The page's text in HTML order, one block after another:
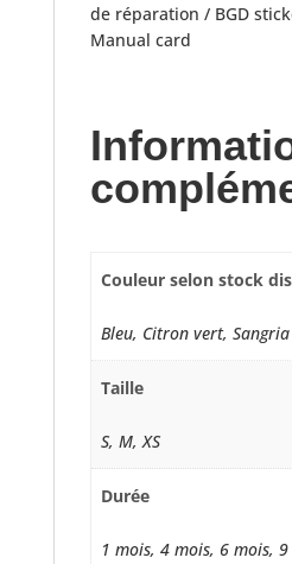
de réparation / BGD
Manual card
Couleur selon stock
Bleu, Citron vert, Sangria
Taille
S, M, XS
Durée
1 mois, 4 mois, 6 mois,